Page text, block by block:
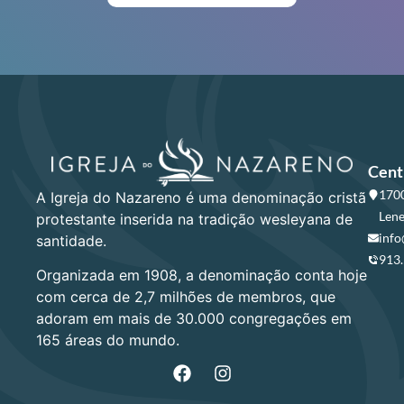
A Igreja do Nazareno é uma denominação cristã
protestante inserida na tradição wesleyana de
santidade.
Organizada em 1908, a denominação conta hoje
com cerca de 2,7 milhões de membros, que
adoram em mais de 30.000 congregações em
165 áreas do mundo.